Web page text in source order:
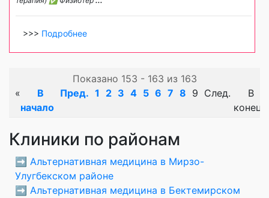
>>> Подробнее
Показано 153 - 163 из 163
«
В
начало
Пред. 1 2 3 4 5 6 7 8 9 След.
В
конец
Клиники по районам
➡️ Альтернативная медицина в Мирзо-
Улугбекском районе
➡️ Альтернативная медицина в Бектемирском